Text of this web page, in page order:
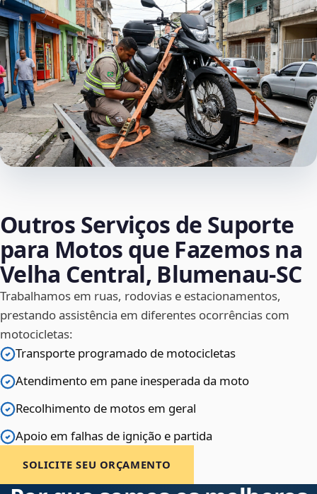
Outros Serviços de Suporte
para Motos que Fazemos na
Velha Central, Blumenau‑SC
Trabalhamos em ruas, rodovias e estacionamentos,
prestando assistência em diferentes ocorrências com
motocicletas:
Transporte programado de motocicletas
Atendimento em pane inesperada da moto
Recolhimento de motos em geral
Apoio em falhas de ignição e partida
SOLICITE SEU ORÇAMENTO